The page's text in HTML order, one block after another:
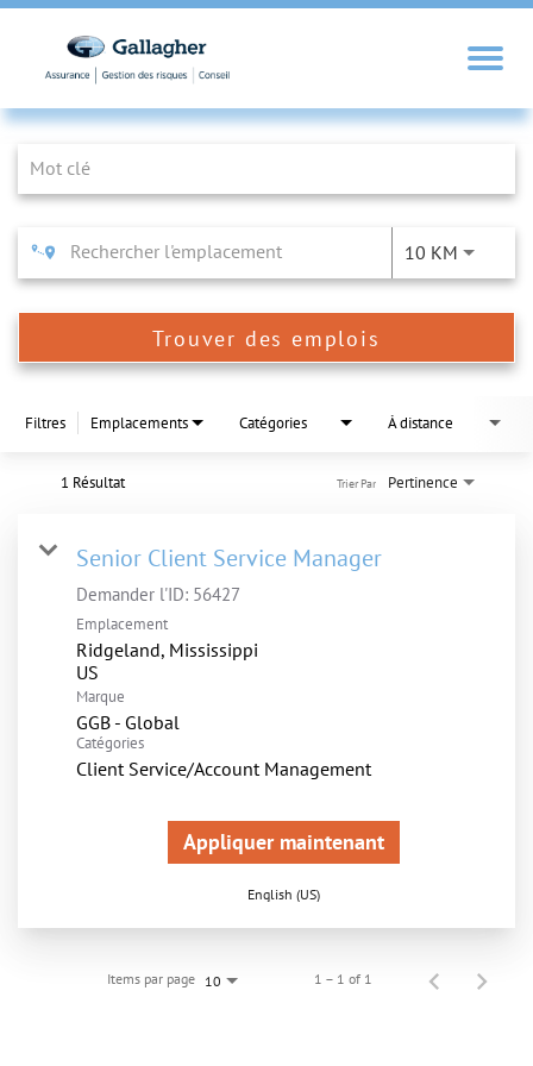
Job Search Page
10 KM
Trouver des emplois
Filtres Emplacements Catégories À distance
1 Résultat Pertinence
Trier Par
Senior Client Service Manager
Demander l'ID: 56427
Emplacement
Ridgeland, Mississippi
Marque
GGB - Global
Catégories
Client Service/Account Management
Appliquer maintenant
English (US)
Items par page 10 1 – 1 of 1